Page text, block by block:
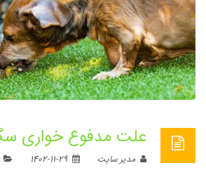
علت مدفوع خواری
مدیر سایت 1402-11-29